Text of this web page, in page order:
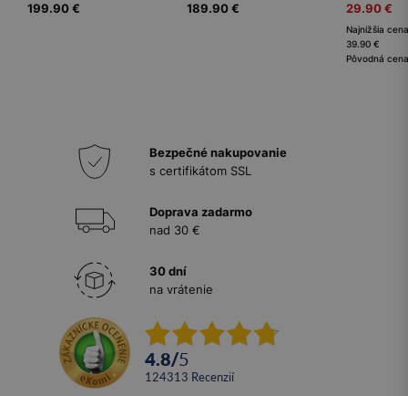
199.90 €
189.90 €
29.90 €
Najnižšia
39.90 €
Pôvodná
Bezpečné nakupovanie
s certifikátom SSL
Doprava zadarmo
nad 30 €
30 dní
na vrátenie
4.8/5
124313 recenzií